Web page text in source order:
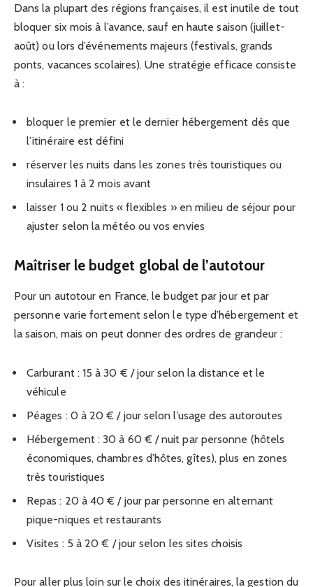
Dans la plupart des régions françaises, il est inutile de tout
bloquer six mois à l’avance, sauf en haute saison (juillet-
août) ou lors d’événements majeurs (festivals, grands
ponts, vacances scolaires). Une stratégie efficace consiste
à :
bloquer le premier et le dernier hébergement dès que
l’itinéraire est défini
réserver les nuits dans les zones très touristiques ou
insulaires 1 à 2 mois avant
laisser 1 ou 2 nuits « flexibles » en milieu de séjour pour
ajuster selon la météo ou vos envies
Maîtriser le budget global de l’autotour
Pour un autotour en France, le budget par jour et par
personne varie fortement selon le type d’hébergement et
la saison, mais on peut donner des ordres de grandeur :
Carburant : 15 à 30 € / jour selon la distance et le
véhicule
Péages : 0 à 20 € / jour selon l’usage des autoroutes
Hébergement : 30 à 60 € / nuit par personne (hôtels
économiques, chambres d’hôtes, gîtes), plus en zones
très touristiques
Repas : 20 à 40 € / jour par personne en alternant
pique-niques et restaurants
Visites : 5 à 20 € / jour selon les sites choisis
Pour aller plus loin sur le choix des itinéraires, la gestion du